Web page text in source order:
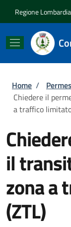
Regione Lombardia
Briciole
Home /
Chiedere il
a traffico
il
zona a
(ZTL)